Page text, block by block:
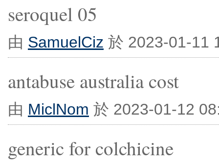
seroquel 05
由 SamuelCiz 於 2023-01-11
antabuse australia cost
由 MiclNom 於 2023-01-12
generic for colchicine